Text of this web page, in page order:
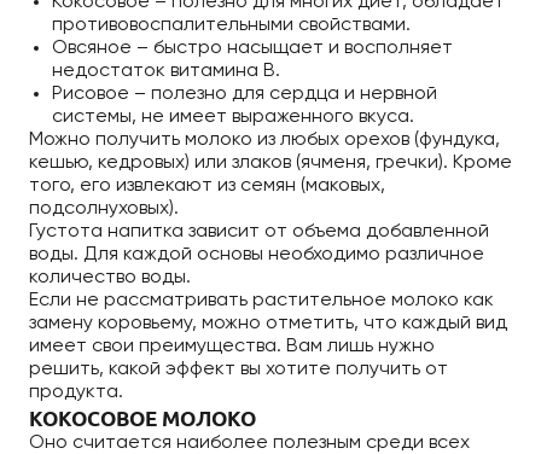
противовоспалительными свойствами.
Овсяное – быстро насыщает и восполняет
недостаток витамина B.
Рисовое – полезно для сердца и нервной
системы, не имеет выраженного вкуса.
Можно получить молоко из любых орехов (фундука,
кешью, кедровых) или злаков (ячменя, гречки). Кроме
того, его извлекают из семян (маковых,
подсолнуховых).
Густота напитка зависит от объема добавленной
воды. Для каждой основы необходимо различное
количество воды.
Если не рассматривать растительное молоко как
замену коровьему, можно отметить, что каждый вид
имеет свои преимущества. Вам лишь нужно
решить, какой эффект вы хотите получить от
продукта.
КОКОСОВОЕ МОЛОКО
Оно считается наиболее полезным среди всех